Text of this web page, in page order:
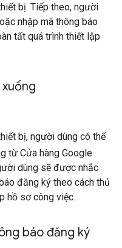
bị. Tiếp theo, người
nhập mã thông báo
tất quá trình thiết lập
bị, người dùng có thể
từ Cửa hàng Google
dùng sẽ được nhắc
đăng ký theo cách thủ
hồ sơ công việc.
báo đăng ký